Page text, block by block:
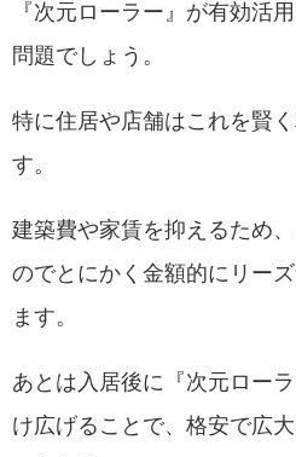
『次元ローラー』が有効活
問題でしょう。
特に住居や店舗はこれを賢
す。
建築費や家賃を抑えるため
のでとにかく金額的にリー
ます。
あとは入居後に『次元ロー
け広げることで、格安で広